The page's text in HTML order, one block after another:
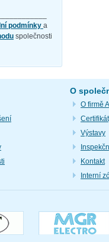
podmínky a
společnosti
O
O firmě
Výstavy
Kontakt
Interní